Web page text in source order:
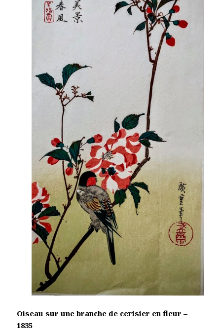
Oiseau sur une branche de cerisier en fleur –
1835